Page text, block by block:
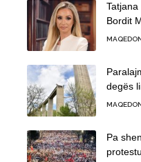
Bordit
degës
Pa